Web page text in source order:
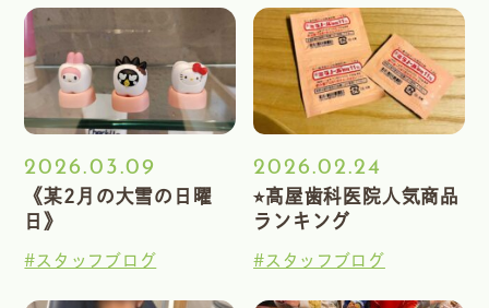
2026.03.09
《某2月の大雪の日曜
日》
#スタッフブログ
2026.02.24
⭐︎髙屋歯科医院人気商品
ランキング
#スタッフブログ